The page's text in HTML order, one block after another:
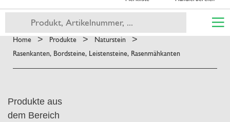
Home > Produkte > Naturstein >
Rasenkanten, Bordsteine, Leistensteine, Rasenmähkanten
Produkte aus
dem Bereich